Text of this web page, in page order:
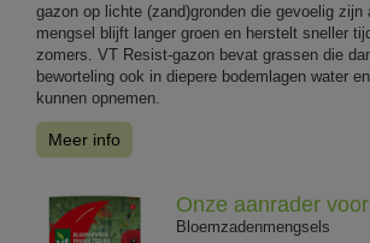
gazon op lichte (zand)gronden die gevoelig zijn
mengsel blijft langer groen en herstelt sneller
zomers. VT Resist-gazon bevat grassen die
beworteling ook in diepere bodemlagen water
kunnen opnemen.
Meer info
Onze aanrader
Bloemzadenmengsels